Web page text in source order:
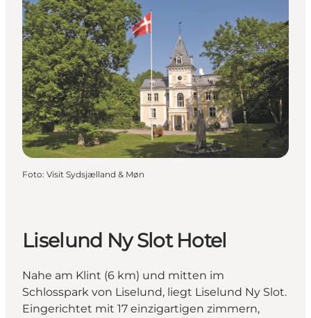
Foto: Visit Sydsjælland & Møn
Liselund Ny Slot Hotel
Nahe am Klint (6 km) und mitten im
Schlosspark von Liselund, liegt Liselund Ny Slot.
Eingerichtet mit 17 einzigartigen zimmern,